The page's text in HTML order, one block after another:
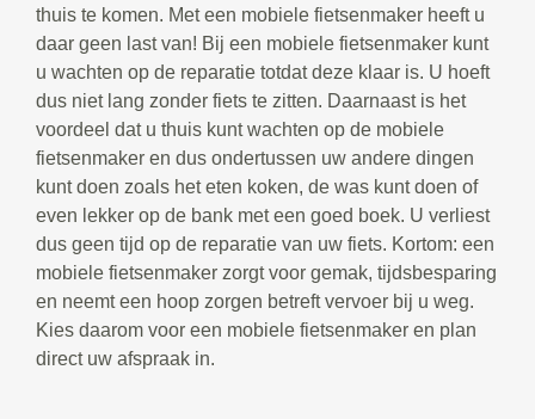
thuis te komen. Met een mobiele fietsenmaker heeft u
daar geen last van! Bij een mobiele fietsenmaker kunt
u wachten op de reparatie totdat deze klaar is. U hoeft
dus niet lang zonder fiets te zitten. Daarnaast is het
voordeel dat u thuis kunt wachten op de mobiele
fietsenmaker en dus ondertussen uw andere dingen
kunt doen zoals het eten koken, de was kunt doen of
even lekker op de bank met een goed boek. U verliest
dus geen tijd op de reparatie van uw fiets. Kortom: een
mobiele fietsenmaker zorgt voor gemak, tijdsbesparing
en neemt een hoop zorgen betreft vervoer bij u weg.
Kies daarom voor een mobiele fietsenmaker en plan
direct uw afspraak in.